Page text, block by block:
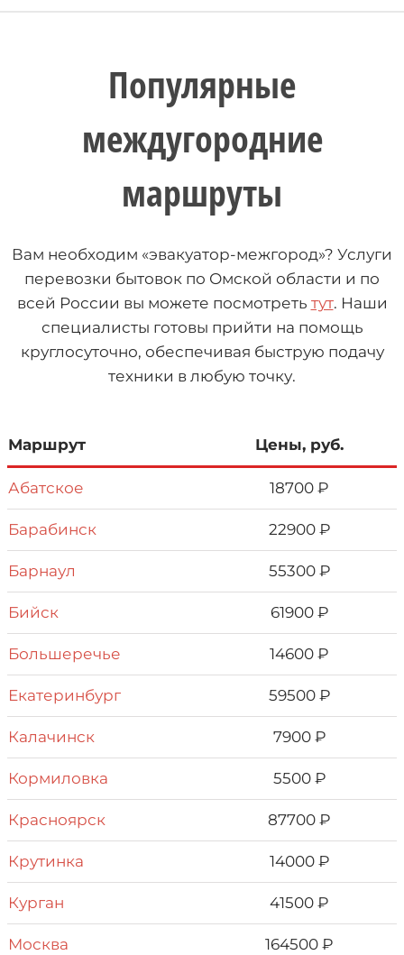
Популярные
междугородние
маршруты
Вам необходим «эвакуатор-межгород»? Услуги
перевозки бытовок по Омской области и по
всей России вы можете посмотреть тут. Наши
специалисты готовы прийти на помощь
круглосуточно, обеспечивая быструю подачу
техники в любую точку.
Маршрут Цены, руб.
Абатское 18700 ₽
Барабинск 22900 ₽
Барнаул 55300 ₽
Бийск 61900 ₽
Большеречье 14600 ₽
Екатеринбург 59500 ₽
Калачинск 7900 ₽
Кормиловка 5500 ₽
Красноярск 87700 ₽
Крутинка 14000 ₽
Курган 41500 ₽
Москва 164500 ₽